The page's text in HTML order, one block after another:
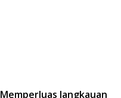
Memperluas Jangkauan